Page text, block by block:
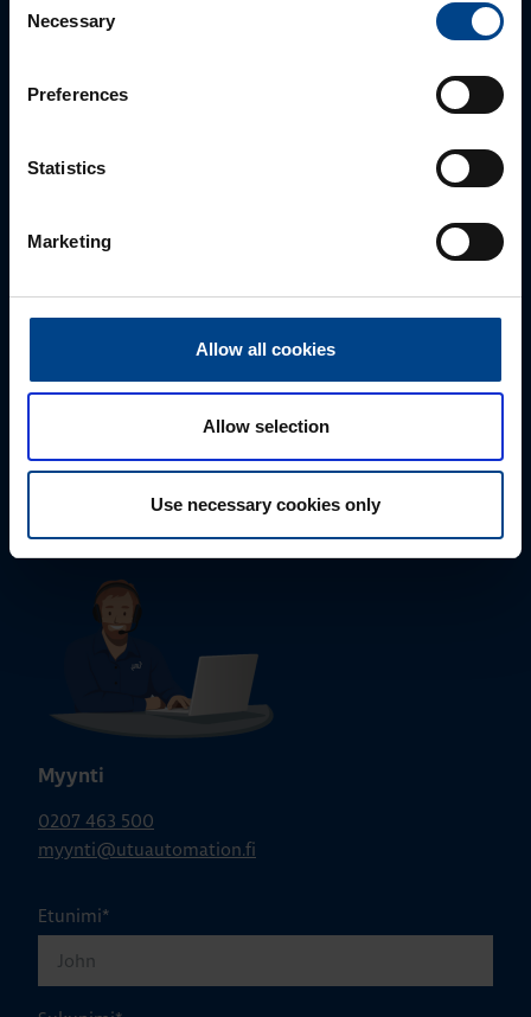
Selection
Necessary
Preferences
Statistics
Marketing
Allow all cookies
Allow selection
Use necessary cookies only
Autamme mielellämme, jotta löydämme sinulle
sähköpostitse tai verkkolomakkeen kautta.
Tekninen tuki
tuki@utuautomation.fi
Myynti
0207 463 500
myynti@utuautomation.fi
Etunimi*